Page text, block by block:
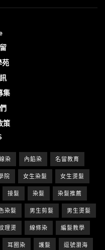
苑
集
策
染 內餡染 名留教育
院 女生染髮 女生燙髮
接髮 染髮 染髮推薦
染髮 男生剪髮 男生燙髮
理燙 線條染 編髮教學
耳圈染 護髮 逗號瀏海